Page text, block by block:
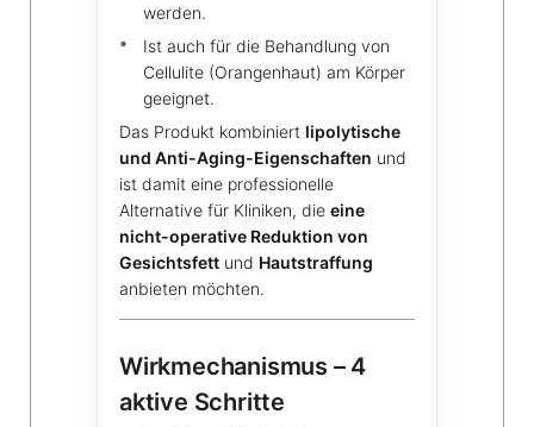
werden.
Ist auch für die Behandlung von
Cellulite (Orangenhaut) am Körper
geeignet.
Das Produkt kombiniert lipolytische
und Anti-Aging-Eigenschaften und
ist damit eine professionelle
Alternative für Kliniken, die eine
nicht-operative Reduktion von
Gesichtsfett und Hautstraffung
anbieten möchten.
Wirkmechanismus – 4
aktive Schritte